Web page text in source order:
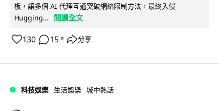
板，讓多個 AI 代理互通突破網絡限制方法，最終入侵
Hugging...
閱讀全文
130 15 ↗ 分享
科技娛樂 生活娛樂 城中熱話